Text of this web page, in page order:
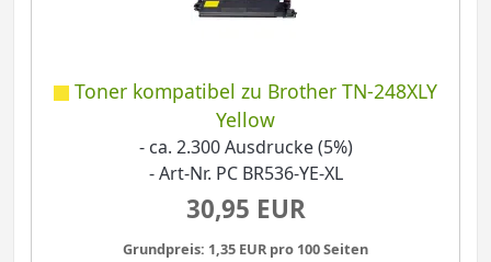
Toner kompatibel zu Brother TN-248XLY
Yellow
- ca. 2.300 Ausdrucke (5%)
- Art-Nr. PC BR536-YE-XL
30,95 EUR
Grundpreis: 1,35 EUR pro 100 Seiten